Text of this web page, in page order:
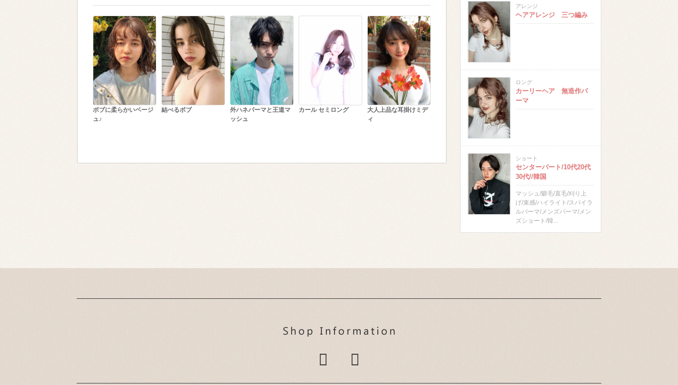
ボブに柔らかいベージ
ュ♪
結べるボブ
外ハネパーマと王道マ
ッシュ
カール セミロング
大人上品な耳掛けミデ
ィ
アレンジ
ヘアアレンジ 三つ編み
ロング
カーリーヘア 無造作パ
ーマ
ショート
センターパート/10代20代
30代//韓国
マッシュ/癖毛/直毛/刈り上
げ/束感/ハイライト/スパイラ
ルパーマ/メンズパーマ/メン
ズショート/韓...